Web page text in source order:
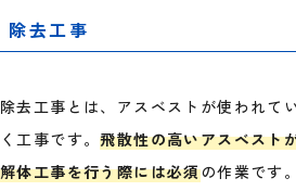
除去工事
除去工事とは、アスベストが使われて
く工事です。飛散性の高いアスベスト
解体工事を行う際には必須の作業です